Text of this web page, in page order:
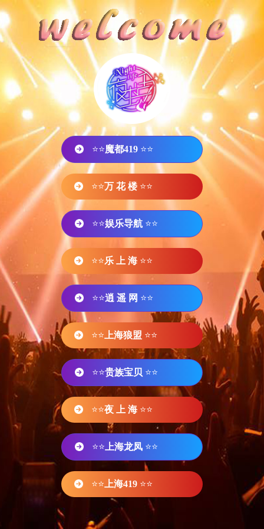
⭐⭐魔都419 ⭐⭐
⭐⭐万 花 楼 ⭐⭐
⭐⭐娱乐导航 ⭐⭐
⭐⭐乐 上 海 ⭐⭐
⭐⭐逍 遥 网 ⭐⭐
⭐⭐ 上海狼盟 ⭐⭐
⭐⭐贵族宝贝 ⭐⭐
⭐⭐夜 上 海 ⭐⭐
⭐⭐ 上海龙凤 ⭐⭐
⭐⭐ 上海419 ⭐⭐